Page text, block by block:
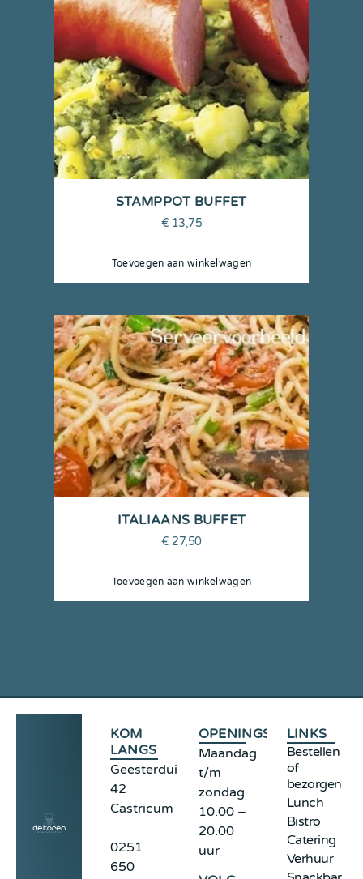
STAMPPOT BUFFET
€ 13,75
Toevoegen aan winkelwagen
ITALIAANS BUFFET
€ 27,50
Toevoegen aan winkelwagen
KOM
LANGS
Geesterduinweg
42
Castricum
0251
650
OPENINGSTIJDEN
Maandag
t/m
zondag
10.00 –
20.00
uur
LINKS
Bestellen
of
bezorgen
Lunch
Bistro
Catering
Verhuur